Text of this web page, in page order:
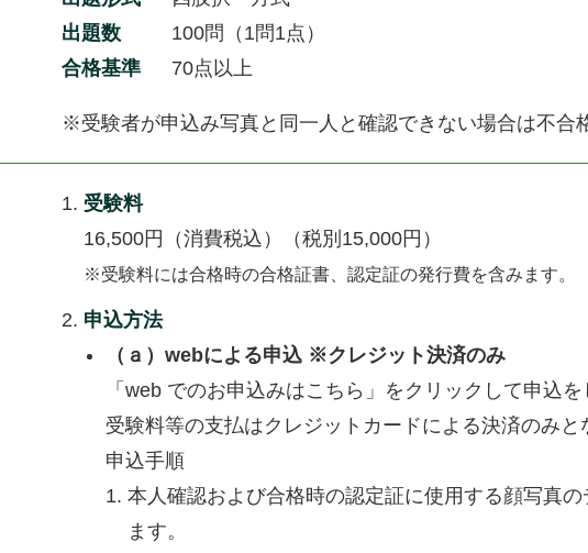
出題数
100問（1問1点）
合格基準
70点以上
※受験者が申込み写真と同一人と確認できない場合は不合
受験料
16,500円（消費税込）（税別15,000円）
※受験料には合格時の合格証書、認定証の発行費を含みます。
申込方法
（ａ）webによる申込 ※クレジット決済のみ
「web でのお申込みはこちら」をクリックして申込を
受験料等の支払はクレジットカードによる決済のみと
申込手順
本人確認および合格時の認定証に使用する顔写真の
ます。